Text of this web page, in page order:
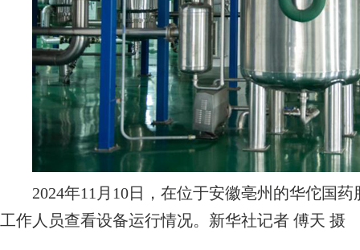
2024年11月10日，在位于安徽亳州的华佗国药
工作人员查看设备运行情况。新华社记者 傅天 摄